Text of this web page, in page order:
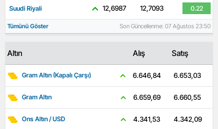
Suudi Riyali 12,6987 12,7093 0.22
Tümünü Göster Son Güncellenme: 07 Ağustos 23:50
Altın Alış Satış
Gram Altın (Kapalı Çarşı) 6.646,84 6.653,03
Gram Altın 6.659,69 6.660,55
Ons Altın / USD 4.341,53 4.342,09